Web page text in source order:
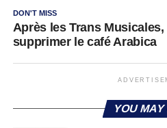
DON'T MISS
Après les Trans
supprimer le café Arabica
YOU